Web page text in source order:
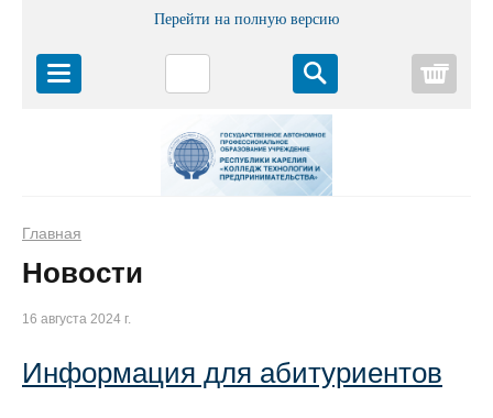
Перейти на полную версию
Главная
Новости
16 августа 2024 г.
Информация для абитуриентов